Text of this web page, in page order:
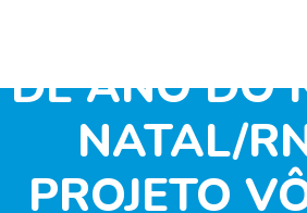
FESTIVAL
DE ANO DO
NATAL/
PROJETO